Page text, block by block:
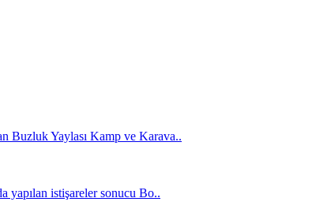
Buzluk Yaylası Kamp ve Karava..
istişareler sonucu Bo..